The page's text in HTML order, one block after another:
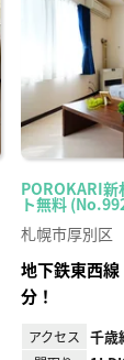
POROKARI
ト無料
札幌市厚別区
地下鉄東西
分！
アクセス 千歳